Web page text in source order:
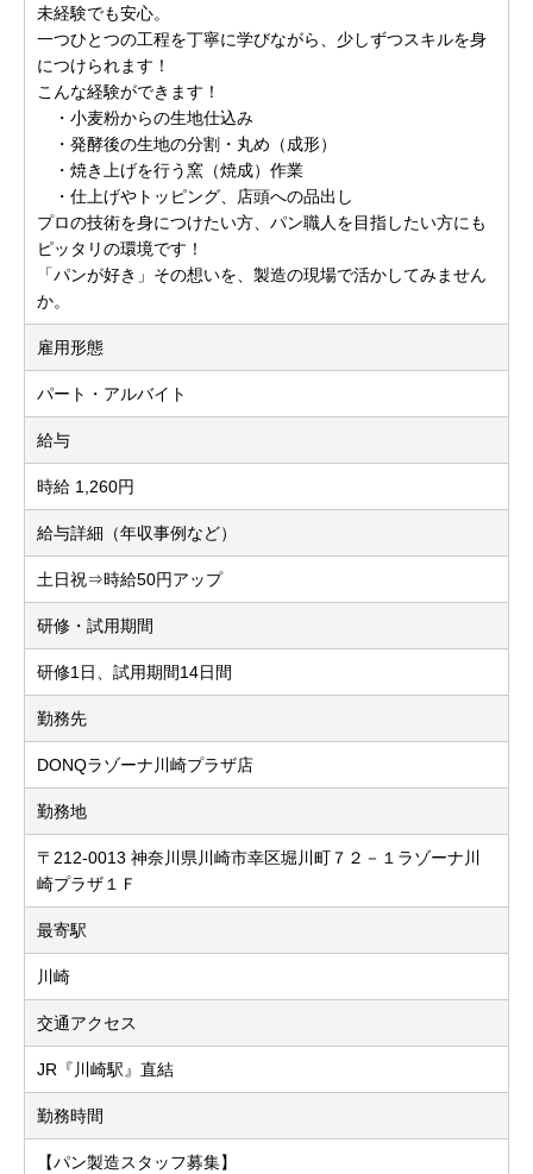
未経験でも安心。
一つひとつの工程を丁寧に学びながら、少しずつスキルを身
につけられます！
こんな経験ができます！
・小麦粉からの生地仕込み
・発酵後の生地の分割・丸め（成形）
・焼き上げを行う窯（焼成）作業
・仕上げやトッピング、店頭への品出し
プロの技術を身につけたい方、パン職人を目指したい方にも
ピッタリの環境です！
「パンが好き」その想いを、製造の現場で活かしてみません
か。
雇用形態
パート・アルバイト
給与
時給 1,260円
給与詳細（年収事例など）
土日祝⇒時給50円アップ
研修・試用期間
研修1日、試用期間14日間
勤務先
DONQラゾーナ川崎プラザ店
勤務地
〒212-0013 神奈川県川崎市幸区堀川町７２－１ラゾーナ川
崎プラザ１Ｆ
最寄駅
川崎
交通アクセス
JR『川崎駅』直結
勤務時間
【パン製造スタッフ募集】